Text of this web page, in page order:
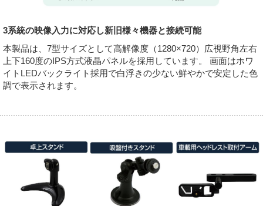
3系統の映像入力に対応し新旧様々機器と接続可能
本製品は、7型サイズとして高解像度（1280×720）広視野角左右
上下160度のIPS方式液晶パネルを採用しています。 画面はホワ
イトLEDバックライト採用で白浮きの少ない鮮やかで安定した色
調で表示されます。